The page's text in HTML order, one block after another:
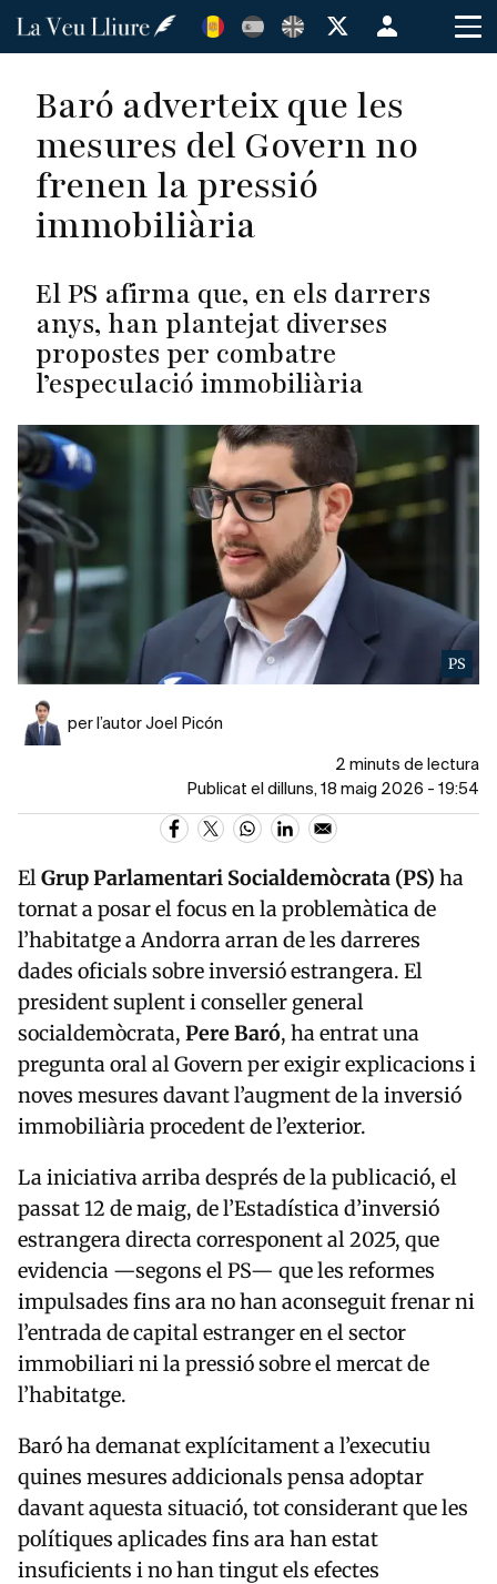
Vés
Menú
de
de
usuario
Baró adverteix que les
mesures del Govern no
frenen la pressió
immobiliària
El PS afirma que, en els darrers
anys, han plantejat diverses
propostes per combatre
l’especulació immobiliària
PS
per l’autor Joel Picón
2 minuts de lectura
Publicat el dilluns, 18 maig 2026 - 19:54
ElGrup Parlamentari Socialdemòcrata (PS) ha
tornat a posar el focus en la problemàtica de
l’habitatge a Andorra arran de les darreres
dades oficials sobre inversió estrangera. El
president suplent i conseller general
socialdemòcrata, Pere Baró, ha entrat una
pregunta oral al Govern per exigir explicacions i
noves mesures davant l’augment de la inversió
immobiliària procedent de l’exterior.
La iniciativa arriba després de la publicació, el
passat 12 de maig, de l’Estadística d’inversió
estrangera directa corresponent al 2025, que
evidencia —segons el PS— que les reformes
impulsades fins ara no han aconseguit frenar ni
l’entrada de capital estranger en el sector
immobiliari ni la pressió sobre el mercat de
l’habitatge.
Baró ha demanat explícitament a l’executiu
quines mesures addicionals pensa adoptar
davant aquesta situació, tot considerant que les
polítiques aplicades fins ara han estat
insuficients i no han tingut els efectes